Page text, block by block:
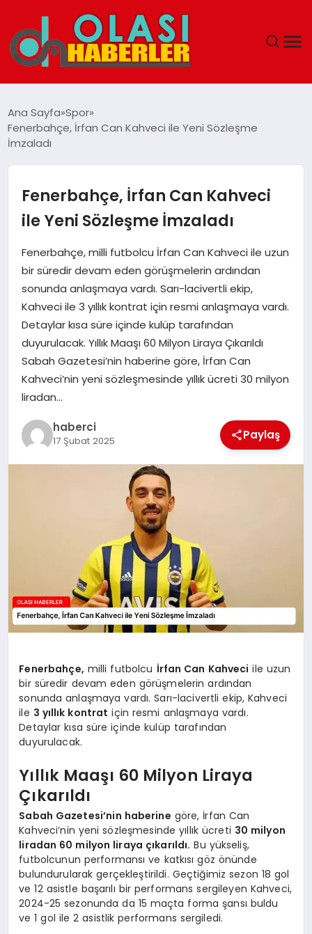
SPOR
TEKNOLOJI
Ana Sayfa Spor
Fenerbahçe, İrfan Can Kahveci ile Yeni Sözleşme
İmzaladı
Fenerbahçe, İrfan Can Kahveci
ile Yeni Sözleşme İmzaladı
Fenerbahçe, milli futbolcu İrfan Can Kahveci ile uzun
bir süredir devam eden görüşmelerin ardından
sonunda anlaşmaya vardı. Sarı-lacivertli ekip,
Kahveci ile 3 yıllık kontrat için resmi anlaşmaya vardı.
Detaylar kısa süre içinde kulüp tarafından
duyurulacak. Yıllık Maaşı 60 Milyon Liraya Çıkarıldı
Sabah Gazetesi’nin haberine göre, İrfan Can
Kahveci’nin yeni sözleşmesinde yıllık ücreti 30 milyon
liradan…
haberci
17 Şubat 2025 Paylaş
Fenerbahçe, milli futbolcu İrfan Can Kahveci ile uzun
bir süredir devam eden görüşmelerin ardından
sonunda anlaşmaya vardı. Sarı-lacivertli ekip, Kahveci
ile 3 yıllık kontrat için resmi anlaşmaya vardı.
Detaylar kısa süre içinde kulüp tarafından
duyurulacak.
Yıllık Maaşı 60 Milyon Liraya
Çıkarıldı
Sabah Gazetesi’nin haberine göre, İrfan Can
Kahveci’nin yeni sözleşmesinde yıllık ücreti 30 milyon
liradan 60 milyon liraya çıkarıldı. Bu yükseliş,
futbolcunun performansı ve katkısı göz önünde
bulundurularak gerçekleştirildi. Geçtiğimiz sezon 18 gol
ve 12 asistle başarılı bir performans sergileyen Kahveci,
2024-25 sezonunda da 15 maçta forma şansı buldu
ve 1 gol ile 2 asistlik performans sergiledi.